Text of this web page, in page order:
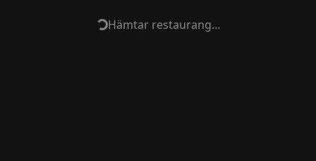
Hämtar restaurang...